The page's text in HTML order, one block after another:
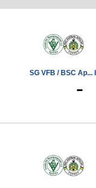
SG VFB / BSC Ap...
-